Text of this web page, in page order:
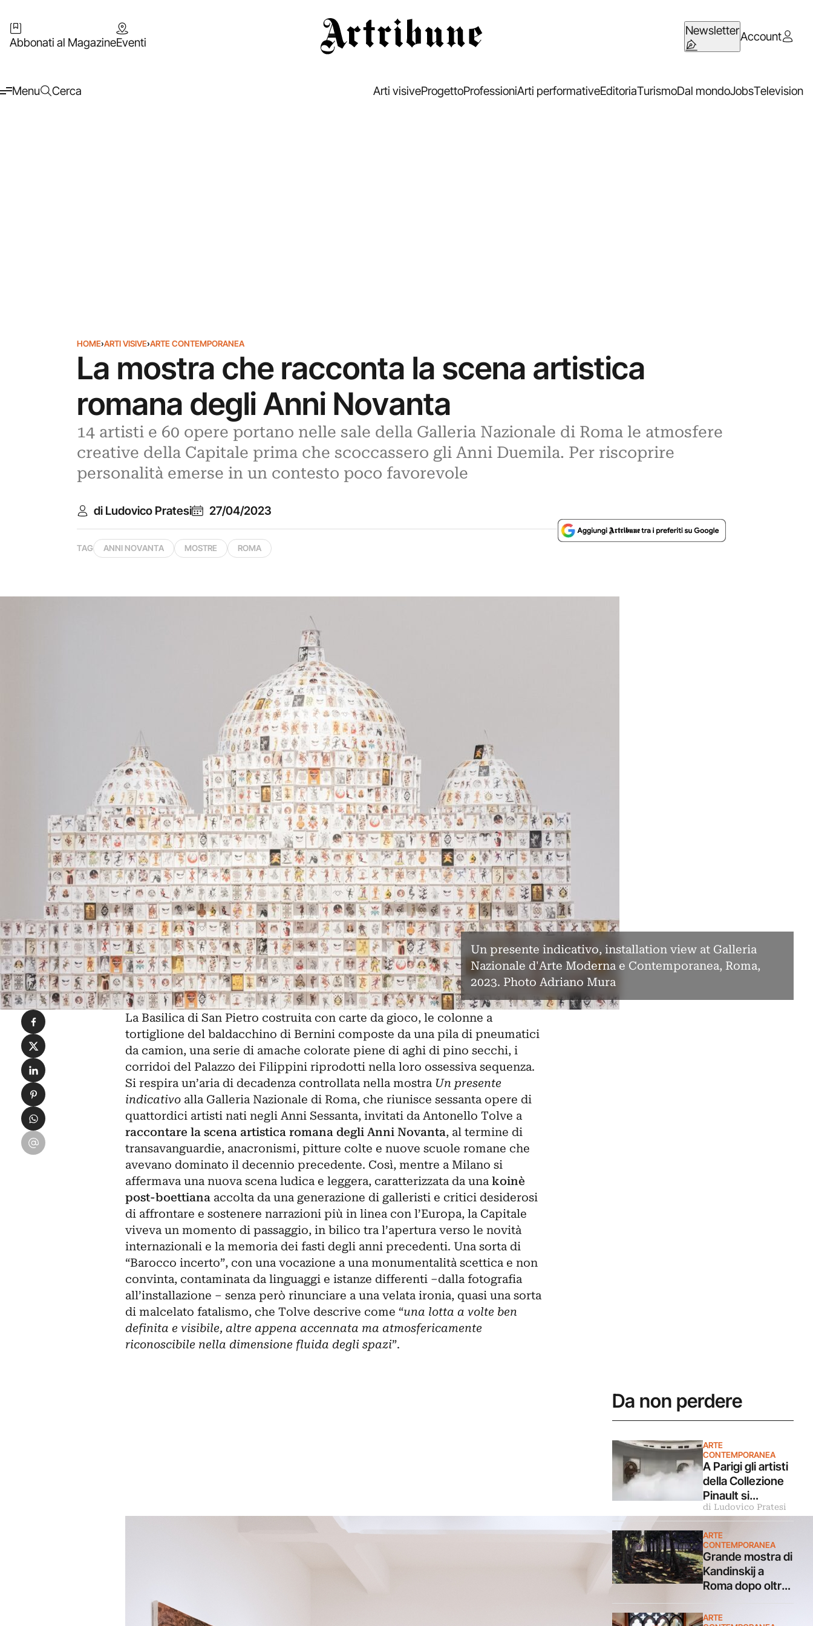
Abbonati al MagazineEventi
NewsletterAccount
Menu Cerca Arti visiveProgettoProfessioniArti performativeEditoriaTurismoDal mondoJobsTelevision
HOME›ARTI VISIVE›ARTE CONTEMPORANEA
La mostra che racconta la scena artistica
romana degli Anni Novanta
14 artisti e 60 opere portano nelle sale della Galleria Nazionale di Roma le atmosfere
creative della Capitale prima che scoccassero gli Anni Duemila. Per riscoprire
personalità emerse in un contesto poco favorevole
di Ludovico Pratesi 27/04/2023
TAG ANNI NOVANTA MOSTRE ROMA
Un presente indicativo, installation view at Galleria
Nazionale d'Arte Moderna e Contemporanea, Roma,
2023. Photo Adriano Mura
La Basilica di San Pietro costruita con carte da gioco, le colonne a
tortiglione del baldacchino di Berninicomposte da una pila di pneumatici
da camion, una serie di amache colorate piene di aghi di pino secchi, i
corridoi del Palazzo dei Filippini riprodotti nella loro ossessiva sequenza.
Si respira un’aria di decadenza controllata nella mostra Un presente
indicativoalla Galleria Nazionale di Roma, che riunisce sessanta opere di
quattordici artisti nati negli Anni Sessanta, invitati daAntonello Tolve a
raccontare la scena artistica romana degli Anni Novanta, al termine di
transavanguardie, anacronismi, pitture colte e nuove scuole romane che
avevano dominato il decennio precedente. Così, mentre a Milano si
affermava una nuova scena ludica e leggera, caratterizzata da unakoinè
post-boettianaaccolta da una generazione di galleristi e critici desiderosi
di affrontare e sostenere narrazioni più in linea con l’Europa, la Capitale
viveva un momento di passaggio, in bilico tra l’apertura verso le novità
internazionali e la memoria dei fasti degli anni precedenti. Una sorta di
“Barocco incerto”, con una vocazione a una monumentalità scettica e non
convinta, contaminata da linguaggi e istanze differenti ‒dalla fotografia
all’installazione ‒ senza però rinunciare a una velata ironia, quasi una sorta
di malcelato fatalismo, che Tolve descrive come “una lotta a volte ben
definita e visibile, altre appena accennata ma atmosfericamente
riconoscibile nella dimensione fluida degli spazi”.
Da non perdere
ARTE
CONTEMPORANEA
A Parigi gli artisti
della Collezione
Pinault si
confrontano con
luce e ombra in
una grande
mostra
di Ludovico Pratesi
ARTE
CONTEMPORANEA
Grande mostra di
Kandinskij a
Roma dopo oltre
Palazzo
ARTE
Condividi su Facebook
Condividi su X
Condividi su LinkedIn
Condividi su Pinterest
Condividi su WhatsApp
Condividi su Email